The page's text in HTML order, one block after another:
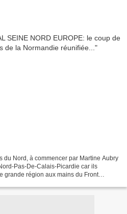
du Nord, à commencer par Martine Aubry
Pas-De-Calais-Picardie car ils
grande région aux mains du Front